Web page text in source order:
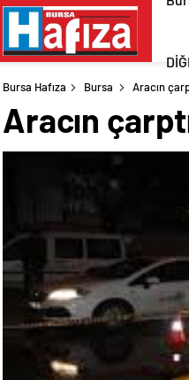
Bursa Hafıza Bursa Aracın
Aracın